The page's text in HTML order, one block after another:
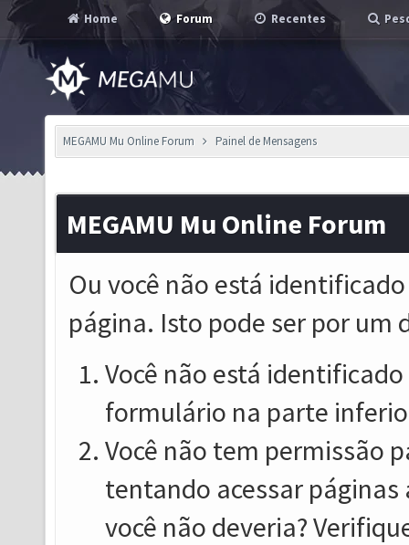
Home Forum Recentes
MEGAMU Mu Online Forum Painel de Mensagens
MEGAMU Mu Online Forum
Ou você não está
página. Isto pode ser por um
Você não está
formulário na parte
Você não tem permissão
tentando acessar
você não deveria?